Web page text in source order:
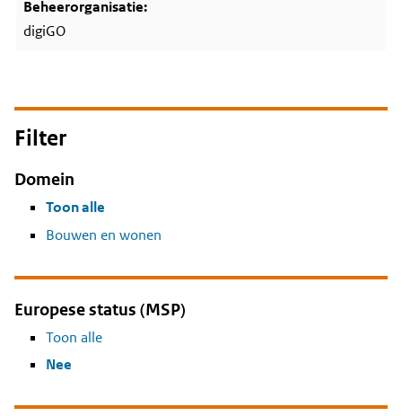
digiGO
Filter
Domein
Toon alle
Bouwen en wonen
Europese status (MSP)
Toon alle
Nee